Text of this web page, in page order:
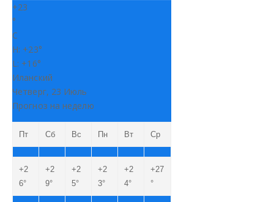
+23
°
C
H: +23°
L: +16°
Иланский
Четверг, 23 Июль
Прогноз на неделю
Пт Сб Вс Пн Вт Ср
+2
6°
+2
9°
+2
5°
+2
3°
+2
4°
+27
°